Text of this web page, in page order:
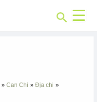
Search
Can Chi
Địa chi